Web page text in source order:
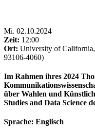
Mi. 02.10.2024
Zeit: 12:00
Ort: University of
93106-4060)
Im Rahmen ihres 2024
über Wahlen und
Studies and Data Science
Sprache: Englisch